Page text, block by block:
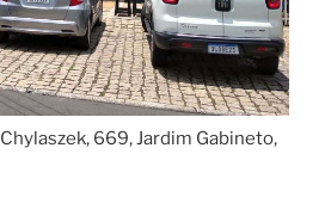
669, Jardim Gabineto,